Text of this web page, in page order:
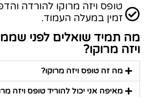
זמין במעלה העמוד.
מה תמיד שואלים לפני
ויזה מרוקו?
מה זה טופס ויזה מרוקו?
מאיפה אני יכול להוריד טופס ויזה